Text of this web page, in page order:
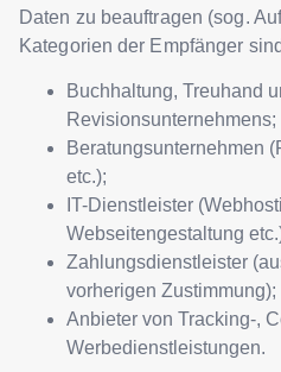
Daten zu beauftragen (sog.
Kategorien der Empfänger
Buchhaltung, Treuhand
Revisionsunternehmens;
Beratungsunternehmen
etc.);
IT-Dienstleister
Webseitengestaltung
Zahlungsdienstleister
vorherigen Zustimmung);
Anbieter von Tracking-,
Werbedienstleistungen.